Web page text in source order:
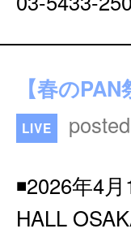
【春のPAN
LIVE
◾️2026年4
HALL